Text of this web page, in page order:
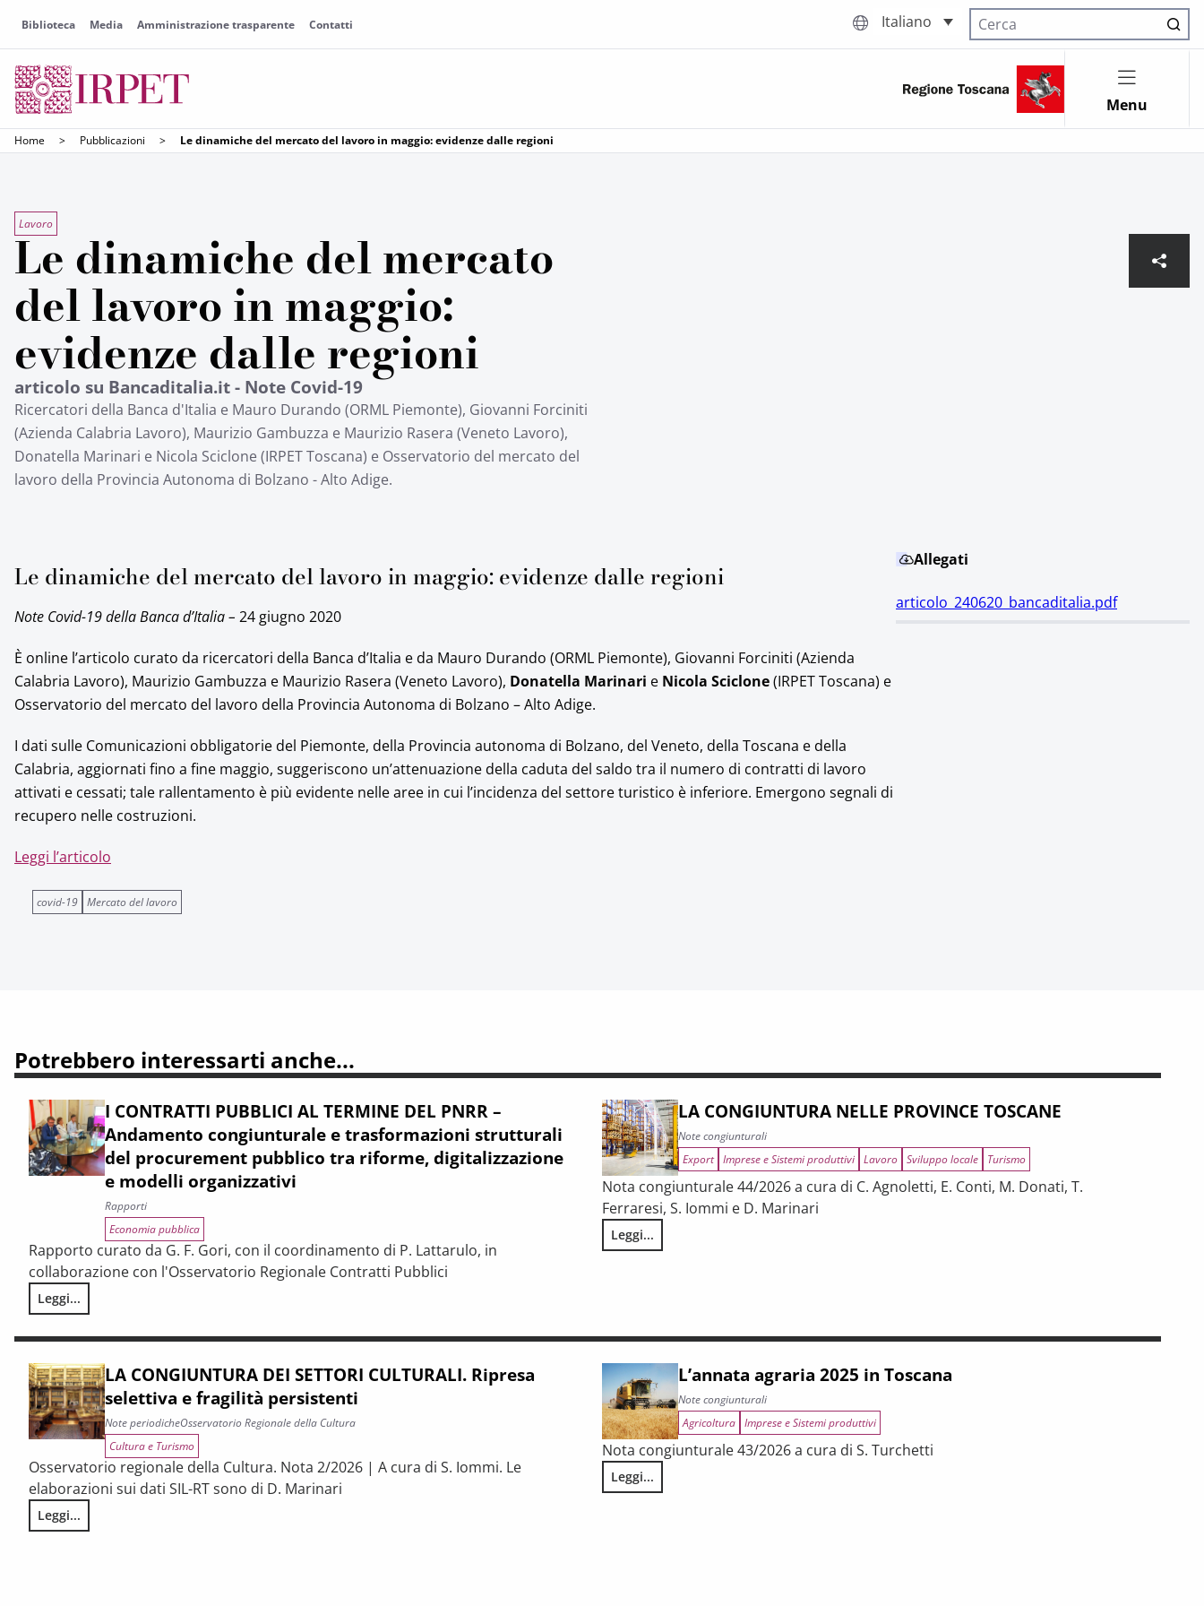
Biblioteca Media Amministrazione trasparente Contatti Italiano
Cerca nel sito
Menu
Home > Pubblicazioni > Le dinamiche del mercato del lavoro in maggio: evidenze dalle regioni
Lavoro
Le dinamiche del mercato
del lavoro in maggio:
evidenze dalle regioni
articolo su Bancaditalia.it - Note Covid-19
Ricercatori della Banca d'Italia e Mauro Durando (ORML Piemonte), Giovanni Forciniti
(Azienda Calabria Lavoro), Maurizio Gambuzza e Maurizio Rasera (Veneto Lavoro),
Donatella Marinari e Nicola Sciclone (IRPET Toscana) e Osservatorio del mercato del
lavoro della Provincia Autonoma di Bolzano - Alto Adige.
Le dinamiche del mercato del lavoro in maggio: evidenze dalle regioni
Note Covid-19 della Banca d’Italia – 24 giugno 2020
È online l’articolo curato da ricercatori della Banca d’Italia e da Mauro Durando (ORML Piemonte), Giovanni Forciniti (Azienda
Calabria Lavoro), Maurizio Gambuzza e Maurizio Rasera (Veneto Lavoro), Donatella Marinari e Nicola Sciclone(IRPET Toscana) e
Osservatorio del mercato del lavoro della Provincia Autonoma di Bolzano – Alto Adige.
I dati sulle Comunicazioni obbligatorie del Piemonte, della Provincia autonoma di Bolzano, del Veneto, della Toscana e della
Calabria, aggiornati fino a fine maggio, suggeriscono un’attenuazione della caduta del saldo tra il numero di contratti di lavoro
attivati e cessati; tale rallentamento è più evidente nelle aree in cui l’incidenza del settore turistico è inferiore. Emergono segnali di
recupero nelle costruzioni.
Leggi l’articolo
covid-19 Mercato del lavoro
Allegati
articolo_240620_bancaditalia.pdf
Potrebbero interessarti anche...
I CONTRATTI PUBBLICI AL TERMINE DEL PNRR –
Andamento congiunturale e trasformazioni strutturali
del procurement pubblico tra riforme, digitalizzazione
e modelli organizzativi
Rapporti
Economia pubblica
Rapporto curato da G. F. Gori, con il coordinamento di P. Lattarulo, in
collaborazione con l'Osservatorio Regionale Contratti Pubblici
Leggi...
I CONTRATTI PUBBLICI AL TERMINE DEL PNRR – Andamento congiunturale e trasformazioni strutturali del procurement pubblico tra riforme, digitalizzazione e modelli organizzativi
LA CONGIUNTURA NELLE PROVINCE TOSCANE
Note congiunturali
Export Imprese e Sistemi produttivi Lavoro Sviluppo locale Turismo
Nota congiunturale 44/2026 a cura di C. Agnoletti, E. Conti, M. Donati, T.
Ferraresi, S. Iommi e D. Marinari
Leggi...
LA CONGIUNTURA NELLE PROVINCE TOSCANE
LA CONGIUNTURA DEI SETTORI CULTURALI. Ripresa
selettiva e fragilità persistenti
Note periodicheOsservatorio Regionale della Cultura
Cultura e Turismo
Osservatorio regionale della Cultura. Nota 2/2026 | A cura di S. Iommi. Le
elaborazioni sui dati SIL-RT sono di D. Marinari
Leggi...
LA CONGIUNTURA DEI SETTORI CULTURALI. Ripresa selettiva e fragilità persistenti
L’annata agraria 2025 in Toscana
Note congiunturali
Agricoltura Imprese e Sistemi produttivi
Nota congiunturale 43/2026 a cura di S. Turchetti
Leggi...
L’annata agraria 2025 in Toscana